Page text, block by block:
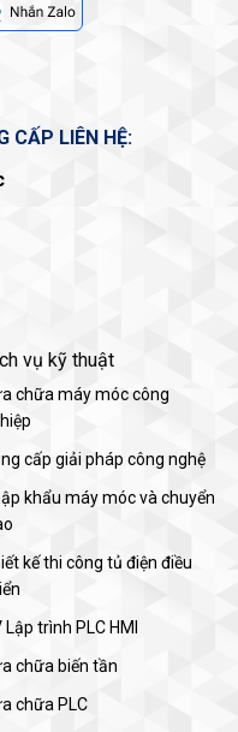
CẤP LIÊN HỆ:
vụ kỹ thuật
chữa máy móc công
cấp giải pháp công nghệ
khẩu máy móc và chuyển
kế thi công tủ điện điều
Lập trình PLC HMI
chữa biến tần
chữa PLC